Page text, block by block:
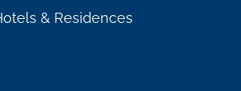
& Residences